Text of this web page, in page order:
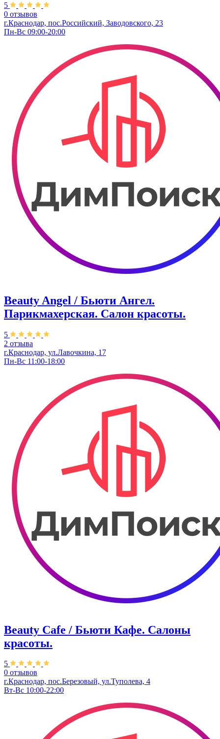
5
0 отзывов
г.Краснодар, пос.Российский, Заводовского, 23
Пн-Вс 09:00-20:00
Beauty Angel / Бьюти Ангел.
Парикмахерская. Салон красоты.
5
2 отзыва
г.Краснодар, ул.Лавочкина, 17
Пн-Вс 11:00-18:00
Beauty Cafe / Бьюти Кафе. Салоны
красоты.
5
0 отзывов
г.Краснодар, пос.Березовый, ул.Туполева, 4
Вт-Вс 10:00-22:00